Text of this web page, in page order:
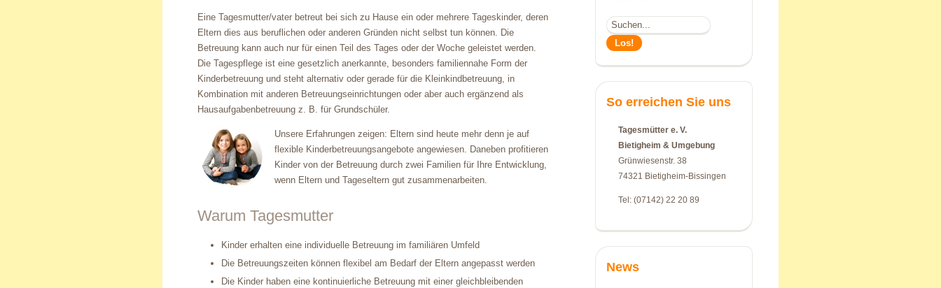
Eine Tagesmutter/vater betreut bei sich zu Hause ein oder mehrere Tageskinder, deren
Eltern dies aus beruflichen oder anderen Gründen nicht selbst tun können. Die
Betreuung kann auch nur für einen Teil des Tages oder der Woche geleistet werden.
Die Tagespflege ist eine gesetzlich anerkannte, besonders familiennahe Form der
Kinderbetreuung und steht alternativ oder gerade für die Kleinkindbetreuung, in
Kombination mit anderen Betreuungseinrichtungen oder aber auch ergänzend als
Hausaufgabenbetreuung z. B. für Grundschüler.
Unsere Erfahrungen zeigen: Eltern sind heute mehr denn je auf
flexible Kinderbetreuungsangebote angewiesen. Daneben profitieren
Kinder von der Betreuung durch zwei Familien für Ihre Entwicklung,
wenn Eltern und Tageseltern gut zusammenarbeiten.
Warum Tagesmutter
Kinder erhalten eine individuelle Betreuung im familiären Umfeld
Die Betreuungszeiten können flexibel am Bedarf der Eltern angepasst werden
Die Kinder haben eine kontinuierliche Betreuung mit einer gleichbleibenden
So erreichen Sie uns
Tagesmütter e. V.
Bietigheim & Umgebung
Grünwiesenstr. 38
74321 Bietigheim-Bissingen
Tel: (07142) 22 20 89
News